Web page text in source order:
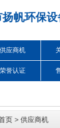
帆环保设
供应商机
荣誉认证
页 > 供应商机